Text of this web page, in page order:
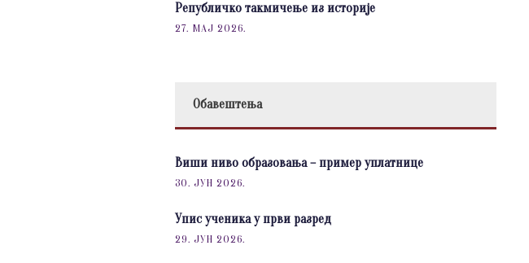
Републичко такмичење из историје
27. МАЈ 2026.
Обавештења
Виши ниво образовања – пример уплатнице
30. ЈУН 2026.
Упис ученика у први разред
29. ЈУН 2026.